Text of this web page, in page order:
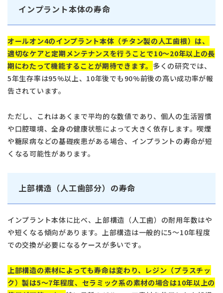
インプラント本体の寿命
オールオン4のインプラント本体（チタン製の人工歯根）は、
適切なケアと定期メンテナンスを行うことで10〜20年以上の長
期にわたって機能することが期待できます。 多くの研究では、
5年生存率は95%以上、10年後でも90%前後の高い成功率が報
告されています。
ただし、これはあくまで平均的な数値であり、個人の生活習慣
や口腔環境、全身の健康状態によって大きく依存します。喫煙
や糖尿病などの基礎疾患がある場合、インプラントの寿命が短
くなる可能性があります。
上部構造（人工歯部分）の寿命
インプラント本体に比べ、上部構造（人工歯）の耐用年数はや
や短くなる傾向があります。上部構造は一般的に5〜10年程度
での交換が必要になるケースが多いです。
上部構造の素材によっても寿命は変わり、レジン（プラスチッ
ク）製は5〜7年程度、セラミック系の素材の場合は10年以上の